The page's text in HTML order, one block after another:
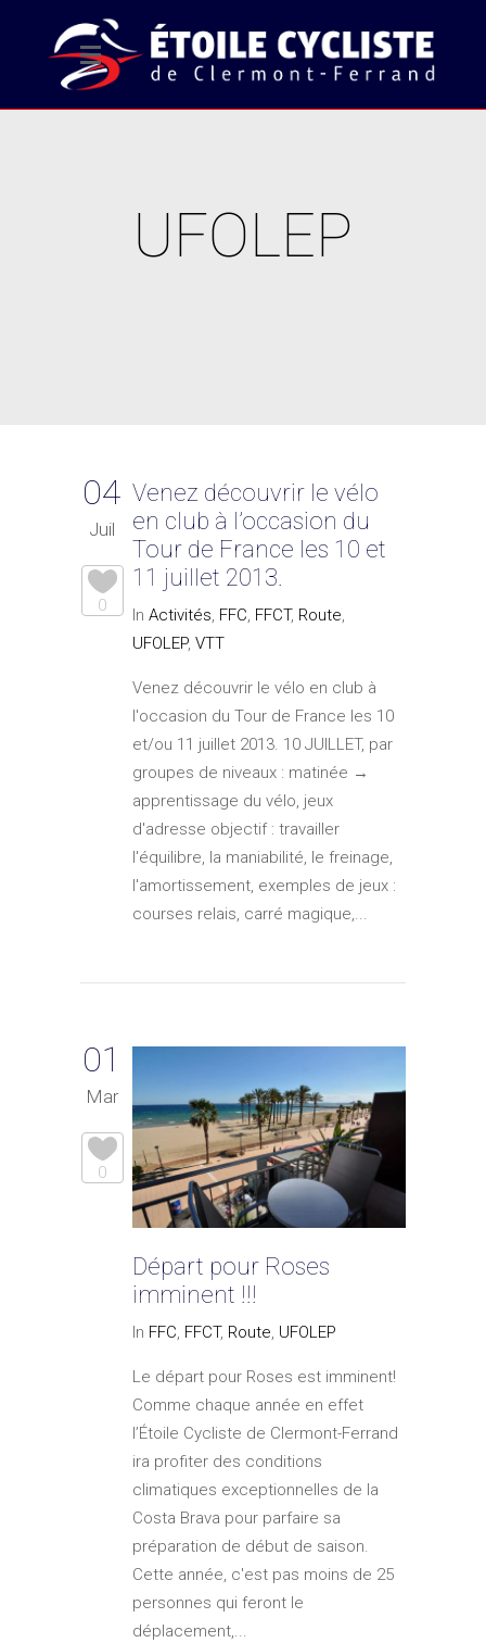
UFOLEP
04
Juil
0
Venez découvrir le vélo
en club à l’occasion du
Tour de France les 10 et
11 juillet 2013.
In Activités, FFC, FFCT, Route,
UFOLEP, VTT
Venez découvrir le vélo en club à
l'occasion du Tour de France les 10
et/ou 11 juillet 2013. 10 JUILLET, par
groupes de niveaux : matinée →
apprentissage du vélo, jeux
d'adresse objectif : travailler
l'équilibre, la maniabilité, le freinage,
l'amortissement, exemples de jeux :
courses relais, carré magique,...
01
Mar
0
Départ pour Roses
imminent !!!
In FFC, FFCT, Route, UFOLEP
Le départ pour Roses est imminent!
Comme chaque année en effet
l’Étoile Cycliste de Clermont-Ferrand
ira profiter des conditions
climatiques exceptionnelles de la
Costa Brava pour parfaire sa
préparation de début de saison.
Cette année, c'est pas moins de 25
personnes qui feront le
déplacement,...